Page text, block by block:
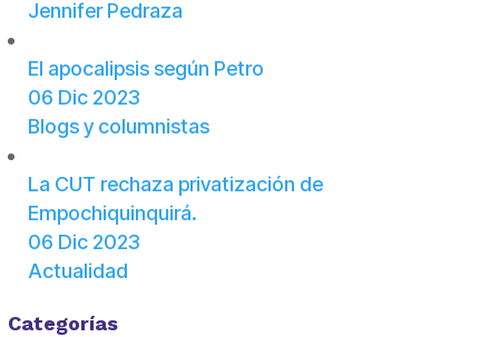
Jennifer Pedraza
El apocalipsis según Petro
06 Dic 2023
Blogs y columnistas
La CUT rechaza privatización de
Empochiquinquirá.
06 Dic 2023
Actualidad
Categorías